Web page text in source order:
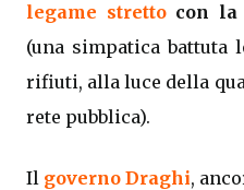
legame stretto con la
(una simpatica battuta
rifiuti, alla luce della
rete pubblica).
Il governo Draghi,